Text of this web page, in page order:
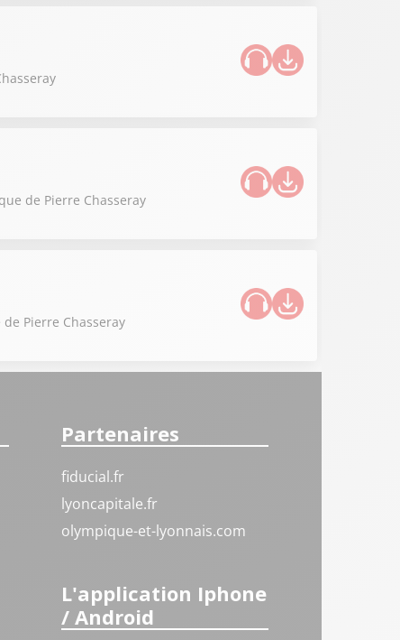
de Pierre Chasseray
Pierre Chasseray
Partenaires
fiducial.fr
lyoncapitale.fr
olympique-et-lyonnais.com
L'application Iphone
/ Android